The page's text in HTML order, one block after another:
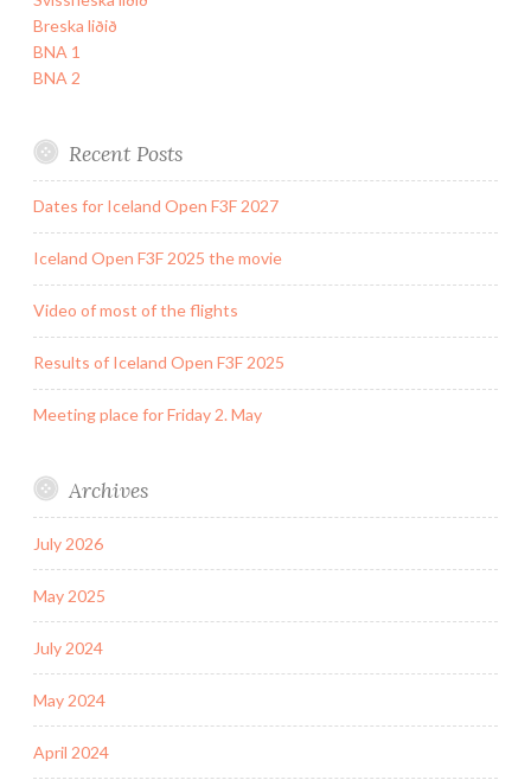
Breska liðið
BNA 1
BNA 2
Recent Posts
Dates for Iceland Open F3F 2027
Iceland Open F3F 2025 the movie
Video of most of the flights
Results of Iceland Open F3F 2025
Meeting place for Friday 2. May
Archives
July 2026
May 2025
July 2024
May 2024
April 2024